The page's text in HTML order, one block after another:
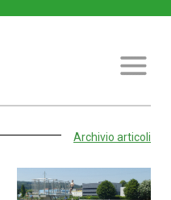
Archivio articoli